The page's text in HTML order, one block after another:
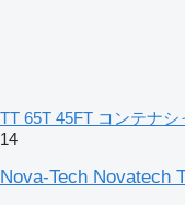
TT 65T 45FT コンテナ
14
Nova-Tech Novatech